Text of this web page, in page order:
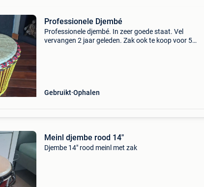
Professionele Djembé
Professionele djembé. In zeer goede staat. Vel
vervangen 2 jaar geleden. Zak ook te koop voor 50
Gebruikt Ophalen
Meinl djembe rood 14"
Djembe 14" rood meinl met zak